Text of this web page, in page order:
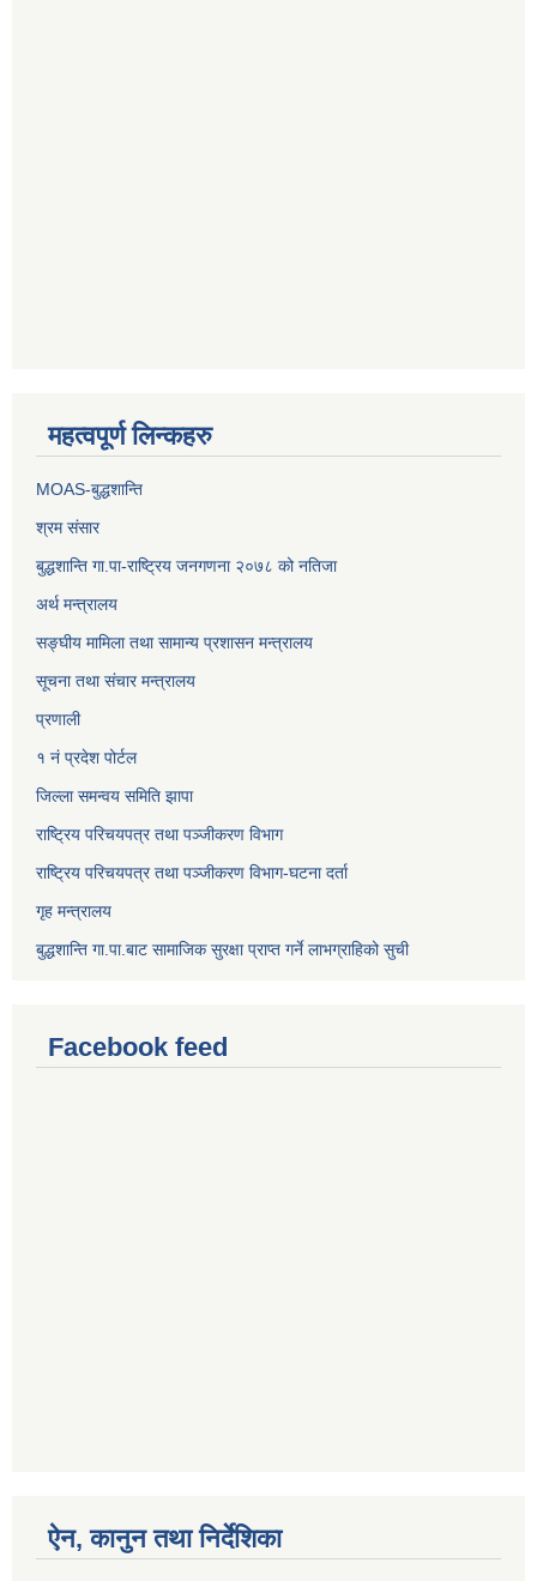
महत्वपूर्ण लिन्कहरु
MOAS-बुद्धशान्ति
श्रम संसार
बुद्धशान्ति गा.पा-राष्ट्रिय जनगणना २०७८ को नतिजा
अर्थ मन्त्रालय
सङ्‍घीय मामिला तथा सामान्य प्रशासन मन्त्रालय
सूचना तथा संचार मन्त्रालय
प्रणाली
१ नं प्रदेश पोर्टल
जिल्ला समन्वय समिति झापा
राष्ट्रिय परिचयपत्र तथा पञ्जीकरण विभाग
राष्ट्रिय परिचयपत्र तथा पञ्जीकरण विभाग-घटना दर्ता
गृह मन्त्रालय
बुद्धशान्ति गा.पा.बाट सामाजिक सुरक्षा प्राप्त गर्ने लाभग्राहिको सुची
Facebook feed
ऐन, कानुन तथा निर्देशिका